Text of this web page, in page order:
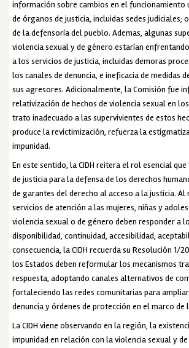
información sobre cambios en el funcionamiento
de órganos de justicia, incluidas sedes judiciales;
de la defensoría del pueblo. Ademas, algunas
violencia sexual y de género estarían
a los servicios de justicia, incluidas demoras
los canales de denuncia, e ineficacia de medidas
sus agresores. Adicionalmente, la Comisión fue
relativización de hechos de violencia sexual en
trato inadecuado a las supervivientes de estos
produce la revictimización, refuerza la
impunidad.
En este sentido, la CIDH reitera el rol esencial
de justicia para la defensa de los derechos
de garantes del derecho al acceso a la justicia. Al
servicios de atención a las mujeres, niñas y
violencia sexual o de género deben responder a
disponibilidad, continuidad, accesibilidad,
consecuencia, la CIDH recuerda suResolución 1/
los Estados deben reformular los mecanismos
respuesta, adoptando canales alternativos de
fortaleciendo las redes comunitarias para
denuncia y órdenes de protección en el marco de
La CIDH viene observando en la región, la
impunidad en relación con la violencia sexual y